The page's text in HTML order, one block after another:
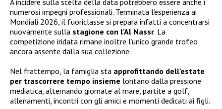
A incidere sulla scelta della data potrebbero essere anche i
numerosi impegni professionali. Terminata l’esperienza ai
Mondiali 2026, il fuoriclasse si prepara infatti a concentrarsi
nuovamente sulla stagione con l’Al Nassr. La
competizione iridata rimane inoltre l’unico grande trofeo
ancora assente dalla sua collezione.
Nel frattempo, la famiglia sta approfittando dell’estate
per trascorrere tempo insieme lontano dalla pressione
mediatica, alternando giornate al mare, partite a golf,
allenamenti, incontri con gli amici e momenti dedicati ai figli.